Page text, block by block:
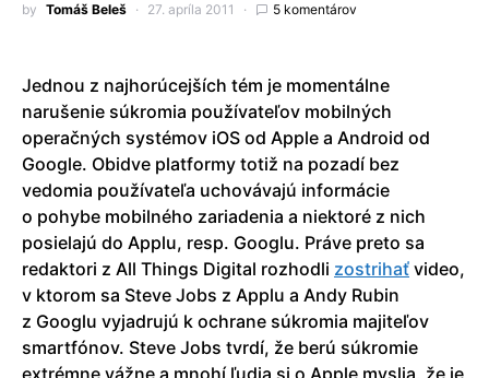
by Tomáš Beleš 27. apríla 2011 5 komentárov
Jednou z najhorúcejších tém je momentálne
narušenie súkromia používateľov mobilných
operačných systémov iOS od Apple a Android od
Google. Obidve platformy totiž na pozadí bez
vedomia používateľa uchovávajú informácie
o pohybe mobilného zariadenia a niektoré z nich
posielajú do Applu, resp. Googlu. Práve preto sa
redaktori z All Things Digital rozhodli zostrihať video,
v ktorom sa Steve Jobs z Applu a Andy Rubin
z Googlu vyjadrujú k ochrane súkromia majiteľov
smartfónov. Steve Jobs tvrdí, že berú súkromie